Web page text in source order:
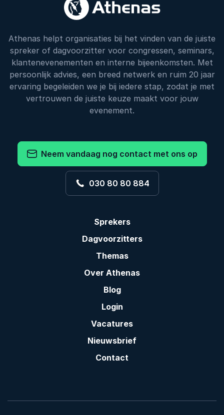
Athenas helpt organisaties bij het vinden van de juiste
spreker of dagvoorzitter voor congressen, seminars,
klantenevenementen en interne bijeenkomsten. Met
persoonlijk advies, een breed netwerk en ruim 20 jaar
ervaring begeleiden we je bij iedere stap, zodat je met
vertrouwen de juiste keuze maakt voor jouw
evenement.
Neem vandaag nog contact met ons op
030 80 80 884
Sprekers
Dagvoorzitters
Themas
Over Athenas
Blog
Login
Vacatures
Nieuwsbrief
Contact